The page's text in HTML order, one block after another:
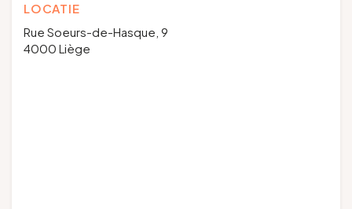
LOCATIE
Rue Soeurs-de-Hasque, 9
4000 Liège